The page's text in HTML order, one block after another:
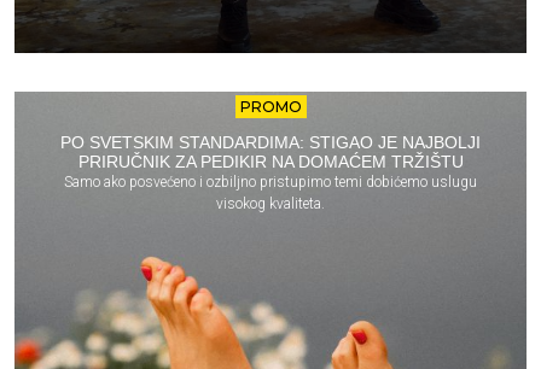
PROMO
PO SVETSKIM STANDARDIMA: STIGAO JE NAJBOLJI
PRIRUČNIK ZA PEDIKIR NA DOMAĆEM TRŽIŠTU
Samo ako posvećeno i ozbiljno pristupimo temi dobićemo uslugu
visokog kvaliteta.